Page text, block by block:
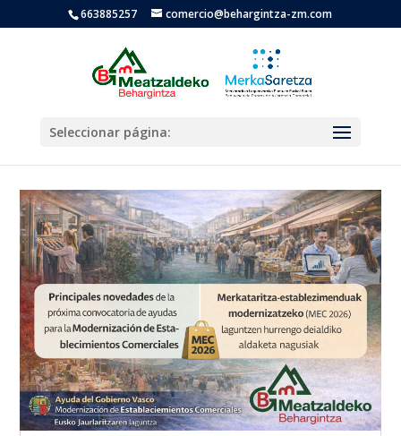
663885257 comercio@behargintza-zm.com
Seleccionar página: